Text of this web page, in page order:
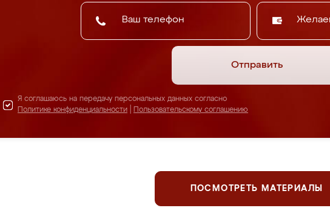
Отправить
Я соглашаюсь на передачу персональных данных согласно
Политике конфиденциальности
Пользовательскому соглашению
ПОСМОТРЕТЬ МАТЕРИАЛЫ